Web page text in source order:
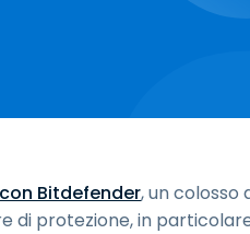
Bitdefender, un colosso
di protezione, in